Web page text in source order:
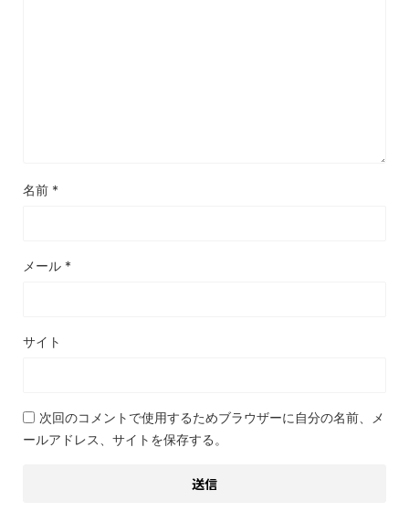
名前 *
メール *
サイト
次回のコメントで使用するためブラウザーに自分の名前、メ
ールアドレス、サイトを保存する。